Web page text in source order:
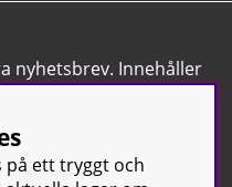
nyhetsbrev. Innehåller
erbjudanden.
på ett tryggt och